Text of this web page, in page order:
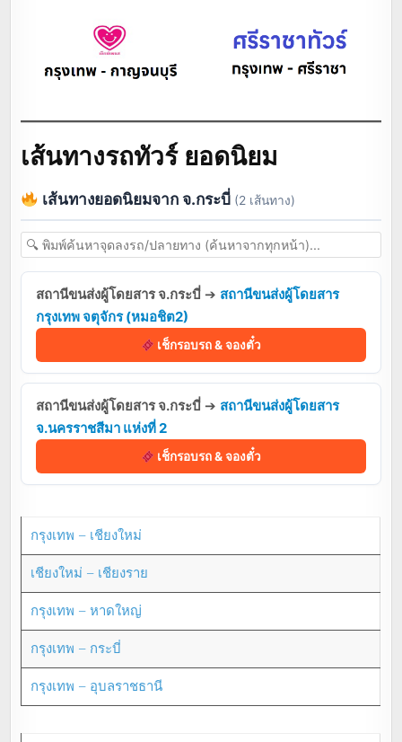
เส้นทางรถทัวร์ ยอดนิยม
เส้นทางยอดนิยมจาก จ.กระบี่ (2 เส้นทาง)
สถานีขนส่งผู้โดยสาร จ.กระบี่ ➔ สถานีขนส่งผู้โดยสาร
กรุงเทพ จตุจักร (หมอชิต2)
เช็กรอบรถ & จองตั๋ว
สถานีขนส่งผู้โดยสาร จ.กระบี่ ➔ สถานีขนส่งผู้โดยสาร
จ.นครราชสีมา แห่งที่ 2
เช็กรอบรถ & จองตั๋ว
กรุงเทพ – เชียงใหม่
เชียงใหม่ – เชียงราย
กรุงเทพ – หาดใหญ่
กรุงเทพ – กระบี่
กรุงเทพ – อุบลราชธานี